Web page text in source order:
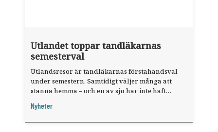
Utlandet toppar tandläkarnas
semesterval
Utlandsresor är tandläkarnas förstahandsval
under semestern. Samtidigt väljer många att
stanna hemma – och en av sju har inte haft
fråga".
Nyheter